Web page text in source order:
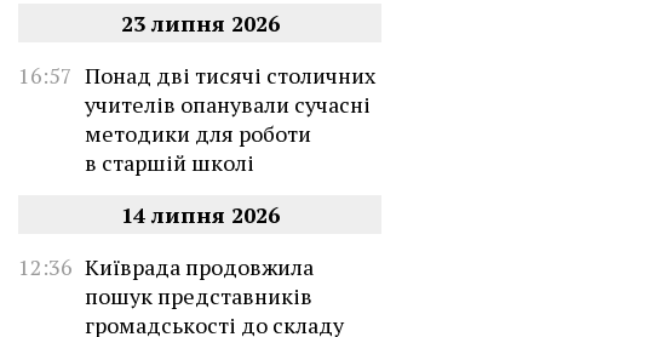
23 липня 2026
16:57 Понад дві тисячі столичних
учителів опанували сучасні
методики для роботи
в старшій школі
14 липня 2026
12:36 Київрада продовжила
пошук представників
громадськості до складу